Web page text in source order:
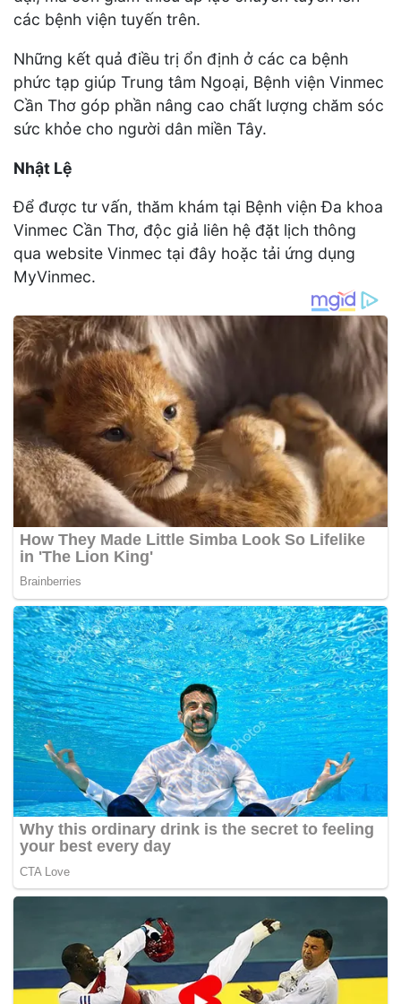
các bệnh viện tuyến trên.
Những kết quả điều trị ổn định ở các ca bệnh
phức tạp giúp Trung tâm Ngoại, Bệnh viện Vinmec
Cần Thơ góp phần nâng cao chất lượng chăm sóc
sức khỏe cho người dân miền Tây.
Nhật Lệ
Để được tư vấn, thăm khám tại Bệnh viện Đa khoa
Vinmec Cần Thơ, độc giả liên hệ đặt lịch thông
qua website Vinmec tại đây hoặc tải ứng dụng
MyVinmec.